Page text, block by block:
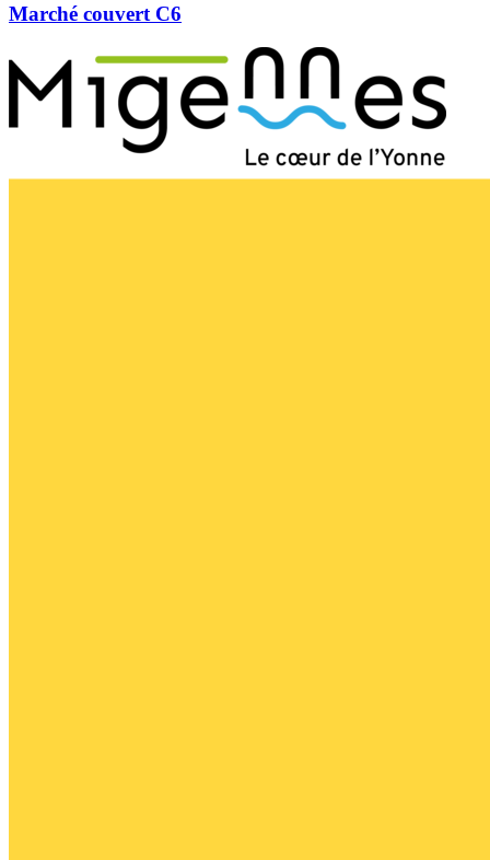
Marché couvert C6
Précédent
Suivant